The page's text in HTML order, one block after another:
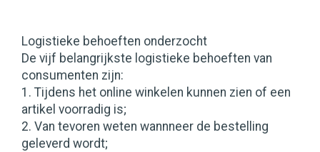
Logistieke behoeften onderzocht
De vijf belangrijkste logistieke behoeften van
consumenten zijn:
1. Tijdens het online winkelen kunnen zien of een
artikel voorradig is;
2. Van tevoren weten wannneer de bestelling
geleverd wordt;